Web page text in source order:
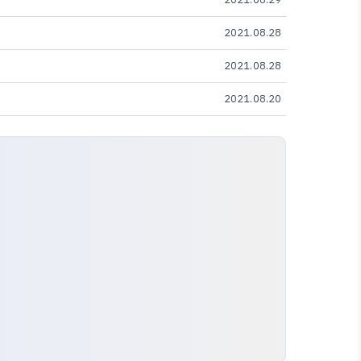
2021.08.28
2021.08.28
2021.08.20